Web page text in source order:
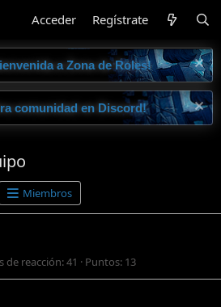
Acceder Regístrate
a Zona de Roles!
comunidad en Discord!
Miembros
de reacción 41 Puntos 13